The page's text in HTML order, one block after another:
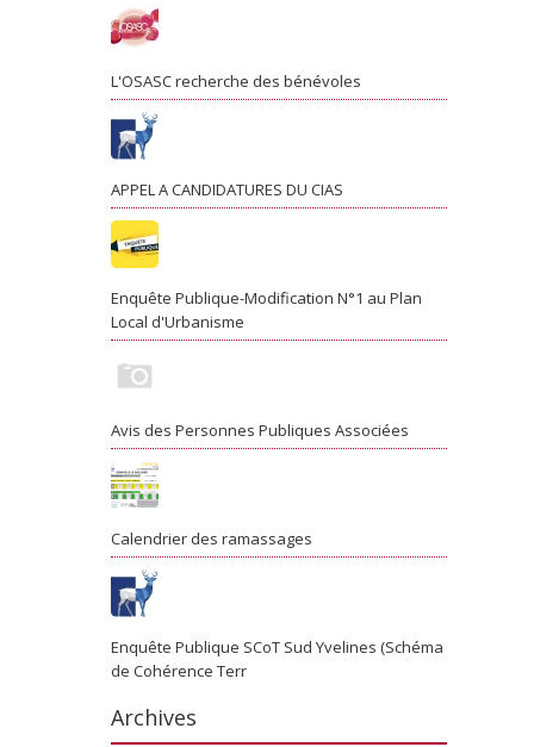
L'OSASC recherche des bénévoles
APPEL A CANDIDATURES DU CIAS
Enquête Publique-Modification N°1 au Plan
Local d'Urbanisme
Avis des Personnes Publiques Associées
Calendrier des ramassages
Enquête Publique SCoT Sud Yvelines (Schéma
de Cohérence Terr
Archives